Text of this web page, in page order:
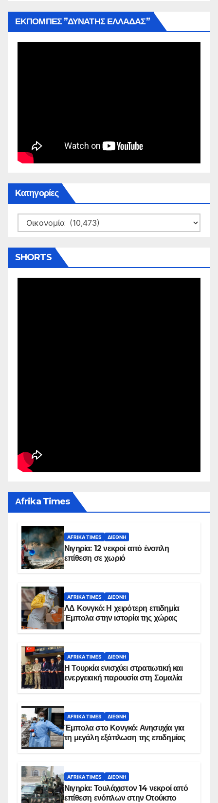
ΕΚΠΟΜΠΕΣ ”ΔΥΝΑΤΗΣ ΕΛΛΑΔΑΣ”
Kατηγορίες
Kατηγορίες
SHORTS
Αfrika Times
AFRIKA TIMES ΔΙΕΘΝΉ
Νιγηρία: 12 νεκροί από ένοπλη
επίθεση σε χωριό
AFRIKA TIMES ΔΙΕΘΝΉ
ΛΔ Κονγκό: Η χειρότερη επιδημία
Έμπολα στην ιστορία της χώρας
AFRIKA TIMES ΔΙΕΘΝΉ
Η Τουρκία ενισχύει στρατιωτική και
ενεργειακή παρουσία στη Σομαλία
AFRIKA TIMES ΔΙΕΘΝΉ
Έμπολα στο Κονγκό: Ανησυχία για
τη μεγάλη εξάπλωση της επιδημίας
AFRIKA TIMES ΔΙΕΘΝΉ
Νιγηρία: Τουλάχιστον 14 νεκροί από
επίθεση ενόπλων στην Οτούκπο